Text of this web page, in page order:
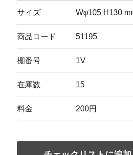
サイズ Wφ105 H130
商品コード 51195
棚番号 1V
在庫数 15
料金 200円